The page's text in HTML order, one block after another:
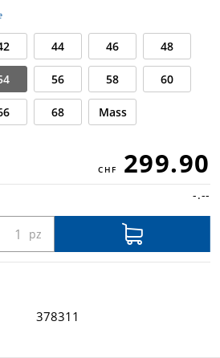
44 46 48
56 58 60
68 Mass
299.90
-.--
378311